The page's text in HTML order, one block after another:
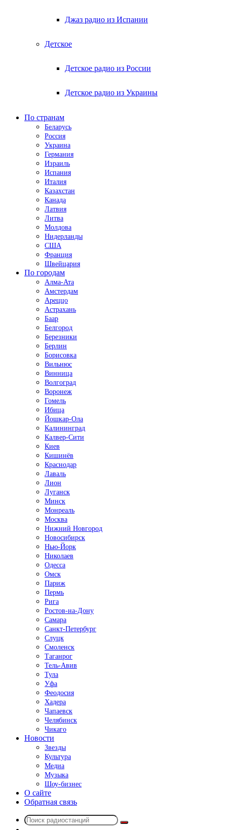
Джаз радио из Испании
Детское
Детское радио из России
Детское радио из Украины
По странам
Беларусь
Россия
Украина
Германия
Израиль
Испания
Италия
Казахстан
Канада
Латвия
Литва
Молдова
Нидерланды
США
Франция
Швейцария
По городам
Алма-Ата
Амстердам
Ареццо
Астрахань
Баар
Белгород
Березники
Берлин
Борисовка
Вильнюс
Винница
Волгоград
Воронеж
Гомель
Ибица
Йошкар-Ола
Калининград
Калвер-Сити
Киев
Кишинёв
Краснодар
Лаваль
Лион
Луганск
Минск
Монреаль
Москва
Нижний Новгород
Новосибирск
Нью-Йорк
Николаев
Одесса
Омск
Париж
Пермь
Рига
Ростов-на-Дону
Самара
Санкт-Петербург
Слуцк
Смоленск
Таганрог
Тель-Авив
Тула
Уфа
Феодосия
Хадера
Чапаевск
Челябинск
Чикаго
Новости
Звезды
Культура
Медиа
Музыка
Шоу-бизнес
О сайте
Обратная связь
Поиск